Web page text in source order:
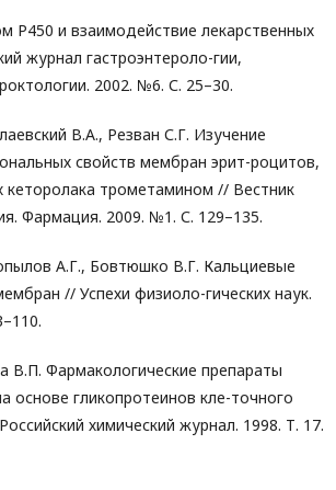
Р450 и взаимодействие лекарственных
журнал гастроэнтероло-гии,
2002. №6. С. 25–30.
В.А., Резван С.Г. Изучение
свойств мембран эрит-роцитов,
трометамином // Вестник
Фармация. 2009. №1. С. 129–135.
А.Г., Бовтюшко В.Г. Кальциевые
// Успехи физиоло-гических наук.
В.П. Фармакологические препараты
основе гликопротеинов кле-точного
химический журнал. 1998. Т. 17.